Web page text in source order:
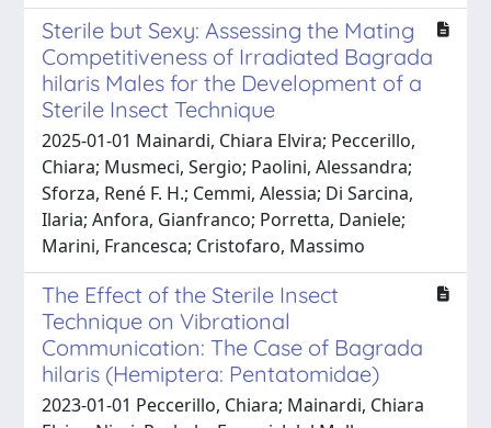
Sterile but Sexy: Assessing the Mating
Competitiveness of Irradiated Bagrada
hilaris Males for the Development of a
Sterile Insect Technique
2025-01-01 Mainardi, Chiara Elvira; Peccerillo,
Chiara; Musmeci, Sergio; Paolini, Alessandra;
Sforza, René F. H.; Cemmi, Alessia; Di Sarcina,
Ilaria; Anfora, Gianfranco; Porretta, Daniele;
Marini, Francesca; Cristofaro, Massimo
The Effect of the Sterile Insect
Technique on Vibrational
Communication: The Case of Bagrada
hilaris (Hemiptera: Pentatomidae)
2023-01-01 Peccerillo, Chiara; Mainardi, Chiara